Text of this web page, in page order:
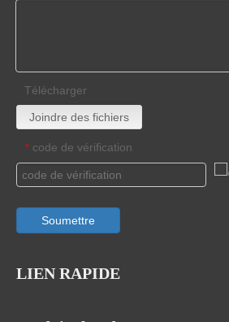
Télécharger
Joindre des fichiers
* code de vérification
Soumettre
LIEN RAPIDE